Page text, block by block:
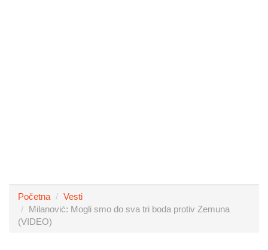
Početna
Vesti
Milanović: Mogli smo do sva tri boda protiv Zemuna
(VIDEO)